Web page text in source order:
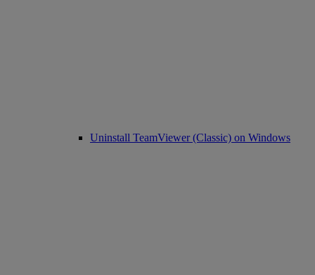
Uninstall TeamViewer (Classic) on Windows